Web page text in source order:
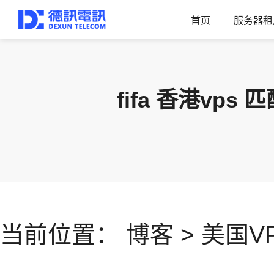
首页 服务器
fifa 香港vps 匹
当前位置： 博客 > 美国